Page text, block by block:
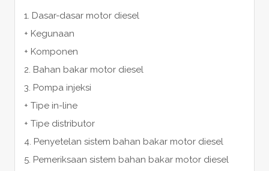
1. Dasar-dasar motor diesel
+ Kegunaan
+ Komponen
2. Bahan bakar motor diesel
3. Pompa injeksi
+ Tipe in-line
+ Tipe distributor
4. Penyetelan sistem bahan bakar motor diesel
5. Pemeriksaan sistem bahan bakar motor diesel